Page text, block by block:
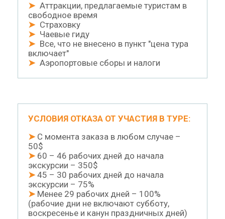
➤Аттракции, предлагаемые туристам в
свободное время
➤Страховку
➤Чаевые гиду
➤Все, что не внесено в пункт "цена тура
включает"
➤Аэропортовые сборы и налоги
УСЛОВИЯ ОТКАЗА ОТ УЧАСТИЯ В ТУРЕ:
➤С момента заказа в любом случае –
50$
➤60 – 46 рабочих дней до начала
экскурсии – 350$
➤45 – 30 рабочих дней до начала
экскурсии – 75%
➤Менее 29 рабочих дней – 100%
(рабочие дни не включают субботу,
воскресенье и канун праздничных дней)